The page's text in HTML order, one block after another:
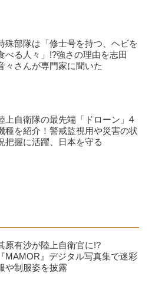
殊部隊は「修士号を持つ、ヘビを
べる人々」!?強さの理由を志田
々さんが専門家に聞いた
上自衛隊の最先端「ドローン」4
種を紹介！警戒監視用や災害の状
把握に活躍、日本を守る
原有沙が陸上自衛官に!?
『MAMOR』デジタル写真集で迷彩
や制服姿を披露